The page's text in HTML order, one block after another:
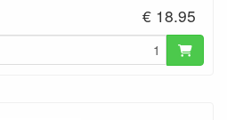
€ 18.95